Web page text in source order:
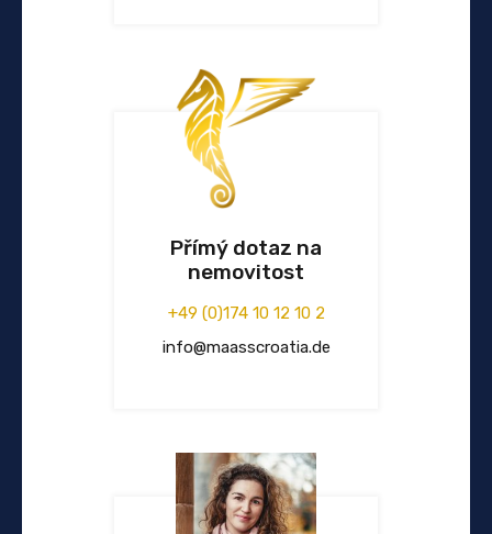
Přímý dotaz na
nemovitost
+49 (0)174 10 12 10 2
info@maasscroatia.de